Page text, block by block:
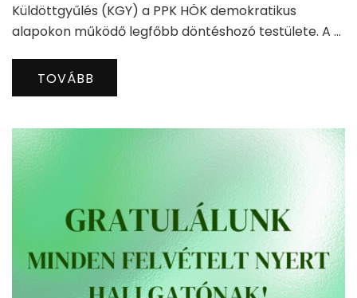
Küldöttgyűlés (KGY) a PPK HÖK demokratikus
alapokon működő legfőbb döntéshozó testülete. A …
TOVÁBB